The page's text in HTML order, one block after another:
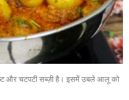
और चटपटी सब्ज़ी है। इसमें उबले आलू को